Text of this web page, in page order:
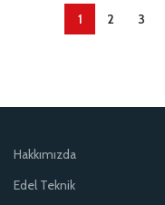
1 2 3
Hakkımızda
Edel Teknik